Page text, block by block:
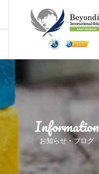
Information
お知らせ・ブログ